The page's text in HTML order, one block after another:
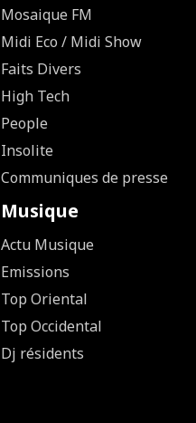
Mosaique FM
Midi Eco / Midi Show
Faits Divers
High Tech
People
Insolite
Communiques de presse
Musique
Actu Musique
Emissions
Top Oriental
Top Occidental
Dj résidents